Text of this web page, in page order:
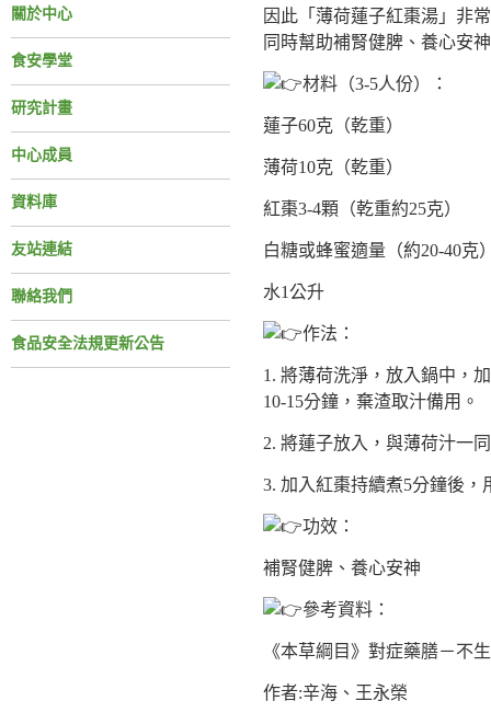
關於中心
食安學堂
研究計畫
中心成員
資料庫
友站連結
聯絡我們
食品安全法規更新公告
因此「薄荷蓮子紅棗湯」非
同時幫助補腎健脾、養心安
材料（3-5人份）：
蓮子60克（乾重）
薄荷10克（乾重）
紅棗3-4顆（乾重約25克）
白糖或蜂蜜適量（約20-40克
水1公升
作法：
1. 將薄荷洗淨，放入鍋中，
10-15分鐘，棄渣取汁備用。
2. 將蓮子放入，與薄荷汁一
3. 加入紅棗持續煮5分鐘後
功效：
補腎健脾、養心安神
參考資料：
《本草綱目》對症藥膳－不
作者:辛海、王永榮